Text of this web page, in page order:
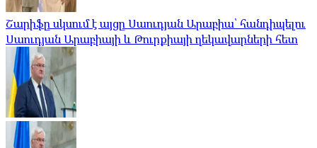
Շարիֆը սկսում է այցը Սաուդյան Արաբիա՝ հանդիպելու
Սաուդյան Արաբիայի և Թուրքիայի ղեկավարների հետ